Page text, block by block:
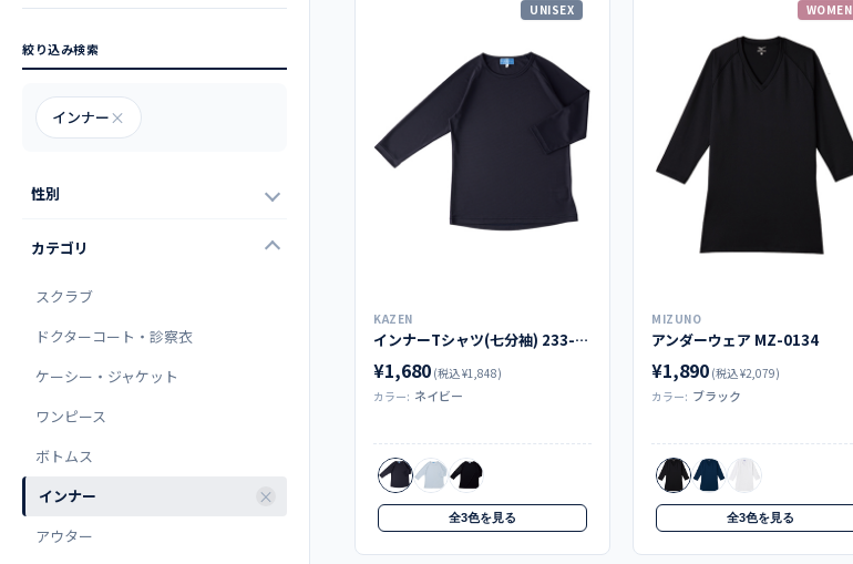
UNISEX
KAZEN
インナーTシャツ(七分袖) 233-08
¥1,680 (税込 ¥1,848)
カラー: ネイビー
全3色を見る
WOMEN
MIZUNO
アンダーウェア MZ-0134
¥1,890 (税込 ¥2,079)
カラー: ブラック
全3色を見る
絞り込み検索
インナー×
性別
カテゴリ
スクラブ
ドクターコート・診察衣
ケーシー・ジャケット
ワンピース
ボトムス
インナー
アウター